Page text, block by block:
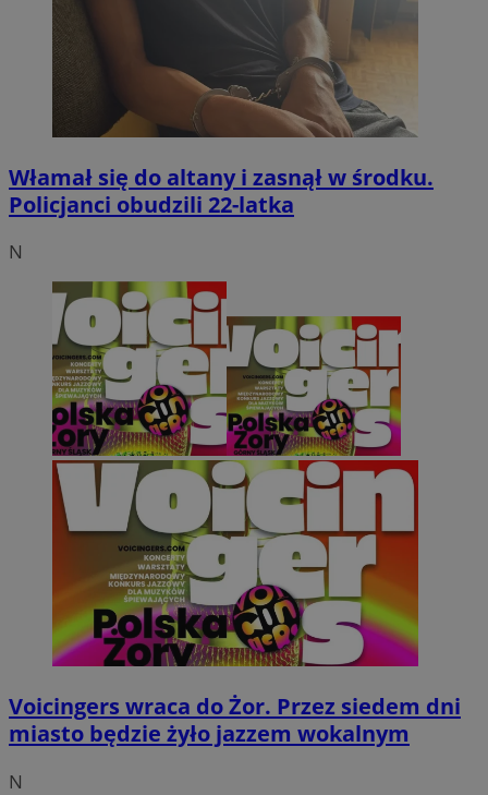
Włamał się do altany i zasnął w środku.
Policjanci obudzili 22-latka
N
Voicingers wraca do Żor. Przez siedem dni
miasto będzie żyło jazzem wokalnym
N